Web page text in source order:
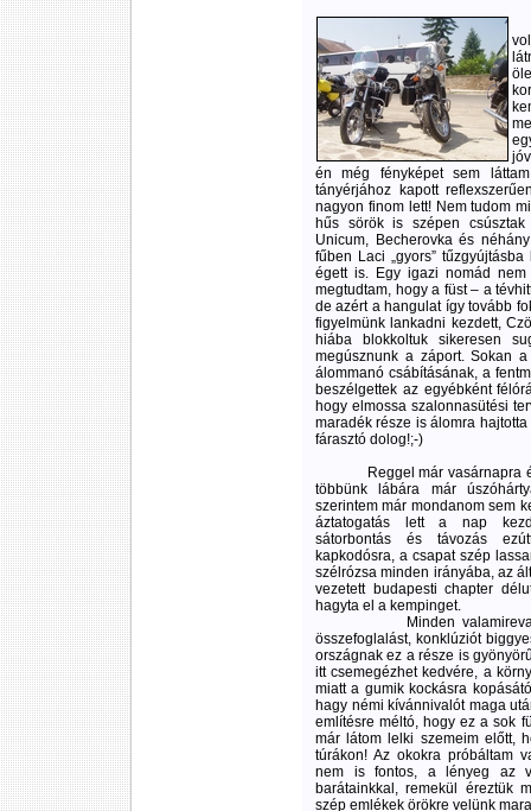
én még fényképet sem
tányérjához kapott
nagyon finom lett! Nem tudom
hűs sörök is szépen
Unicum, Becherovka és
fűben Laci „gyors”
égett is. Egy igazi nomád
megtudtam, hogy a füst – a
de azért a hangulat így tovább
figyelmünk lankadni kezdett,
hiába blokkoltuk sikeresen
megúsznunk a záport. Sokan
álommanó csábításának, a
beszélgettek az egyébként
hogy elmossa szalonnasütési
maradék része is álomra
fárasztó dolog!;-)
Reggel már vasárnapra
többünk lábára már
szerintem már mondanom sem
áztatogatás lett a nap
sátorbontás és távozás
kapkodósra, a csapat szép
szélrózsa minden irányába, az
vezetett budapesti chapter
hagyta el a kempinget.
Minden valamirevaló
összefoglalást, konklúziót
országnak ez a része is
itt csemegézhet kedvére, a
miatt a gumik kockásra
hagy némi kívánnivalót maga
említésre méltó, hogy ez a sok
már látom lelki szemeim előtt,
túrákon! Az okokra próbáltam
nem is fontos, a lényeg az
barátainkkal, remekül éreztük
szép emlékek örökre velünk